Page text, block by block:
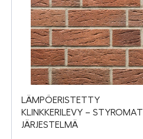
LÄMPÖERISTETTY
KLINKKERILEVY – STYROMAT
JÄRJESTELMÄ